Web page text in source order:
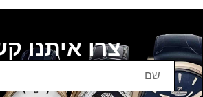
צרו איתנו